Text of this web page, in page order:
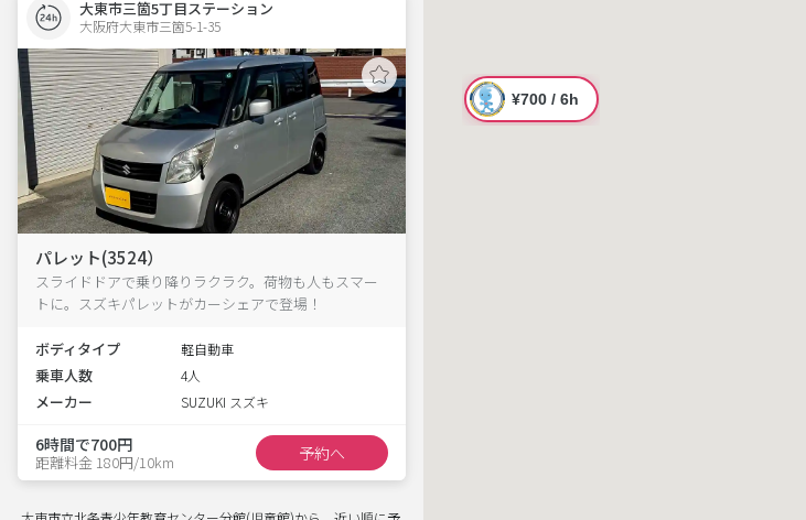
大東市三箇5丁目ステーション
大阪府大東市三箇5-1-35
パレット(3524）
スライドドアで乗り降りラクラク。荷物も人もスマー
トに。スズキパレットがカーシェアで登場！
ボディタイプ 軽自動車
乗車人数 4人
メーカー SUZUKI スズキ
6時間で700円
距離料金 180円/10km 予約へ